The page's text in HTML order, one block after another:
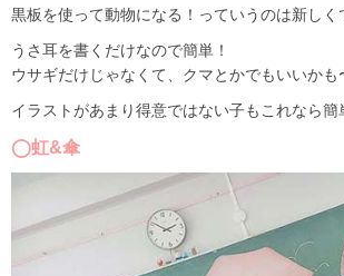
黒板を使って動物になる！っていうのは新しく
うさ耳を書くだけなので簡単！
ウサギだけじゃなくて、クマとかでもいいかも
イラストがあまり得意ではない子もこれなら
◯虹&傘